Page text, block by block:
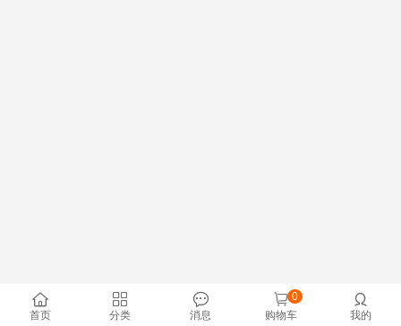

首页

分类

消息

购物车
0 
我的